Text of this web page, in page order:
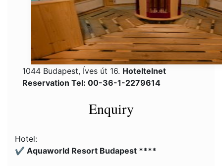
1044 Budapest, Íves út 16. Hoteltelnet
Reservation Tel: 00-36-1-2279614
Enquiry
Hotel:
✔️ Aquaworld Resort Budapest ****